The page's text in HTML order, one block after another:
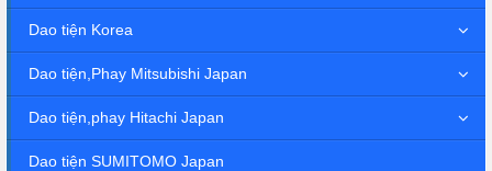
Dao tiện Korea
Dao tiện,Phay Mitsubishi Japan
Dao tiện,phay Hitachi Japan
Dao tiện SUMITOMO Japan